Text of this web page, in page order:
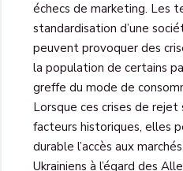
échecs de marketing. Les
standardisation d’une
peuvent provoquer des
la population de certains
greffe du mode de
Lorsque ces crises de
facteurs historiques, elles
durable l’accès aux
Ukrainiens à l’égard des